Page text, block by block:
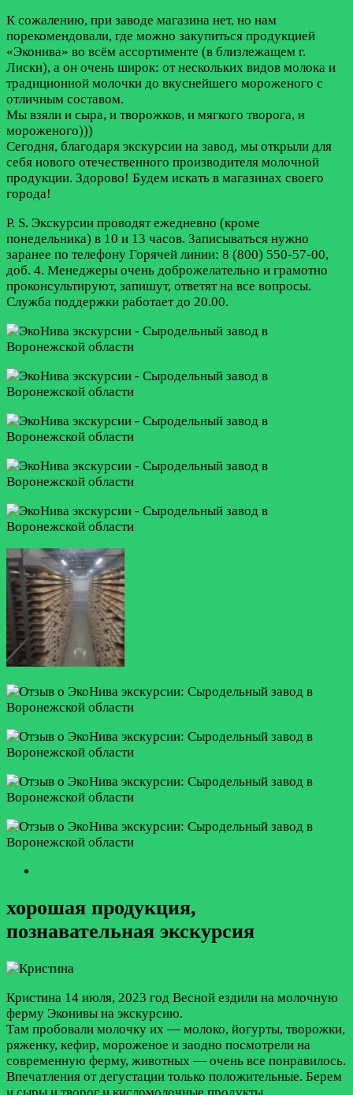
К сожалению, при заводе магазина нет, но нам
порекомендовали, где можно закупиться продукцией
«Эконива» во всём ассортименте (в близлежащем г.
Лиски), а он очень широк: от нескольких видов молока и
традиционной молочки до вкуснейшего мороженого с
отличным составом.
Мы взяли и сыра, и творожков, и мягкого творога, и
мороженого)))
Сегодня, благодаря экскурсии на завод, мы открыли для
себя нового отечественного производителя молочной
продукции. Здорово! Будем искать в магазинах своего
города!
P. S. Экскурсии проводят ежедневно (кроме
понедельника) в 10 и 13 часов. Записываться нужно
заранее по телефону Горячей линии: 8 (800) 550-57-00,
доб. 4. Менеджеры очень доброжелательно и грамотно
проконсультируют, запишут, ответят на все вопросы.
Служба поддержки работает до 20.00.
хорошая продукция,
познавательная экскурсия
Кристина 14 июля, 2023 год Весной ездили на молочную
ферму Эконивы на экскурсию.
Там пробовали молочку их — молоко, йогурты, творожки,
ряженку, кефир, мороженое и заодно посмотрели на
современную ферму, животных — очень все понравилось.
Впечатления от дегустации только положительные. Берем
и сыры и творог и кисломолочные продукты.